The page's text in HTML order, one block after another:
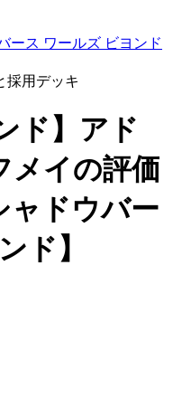
ース ワールズ ビヨンド
採用デッキ
ド】アド
メイの評価
ャドウバー
ド】